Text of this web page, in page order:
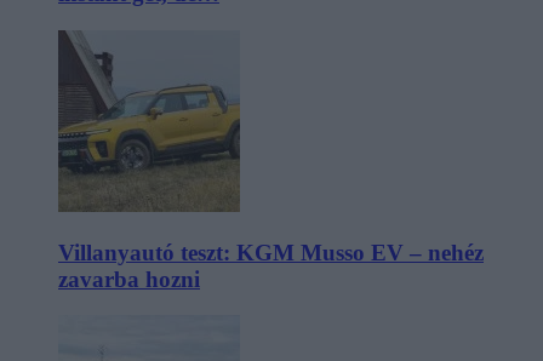
Villanyautó teszt: KGM Musso EV – nehéz
zavarba hozni